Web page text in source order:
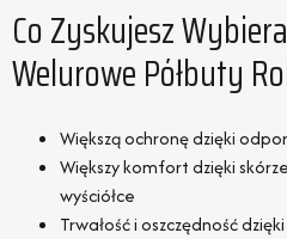
Co Zyskujesz
Welurowe Półbuty
Większą ochronę dzięki
Większy komfort dzięki
wyściółce
Trwałość i oszczędność